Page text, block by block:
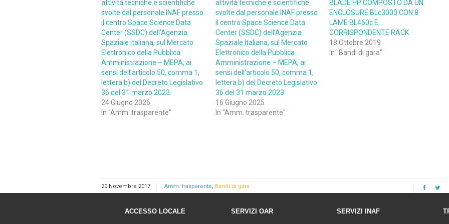
attività tecniche e scientifiche
svolte dal personale INAF presso
il centro Space Science Data
Center (SSDC) dell’Agenzia
Spaziale Italiana, sul Mercato
Elettronico della Pubblica
Amministrazione – MEPA, ai
sensi dell’articolo 50, comma 1,
lettera b) del Decreto Legislativo
36 del 31 marzo 2023.
24 Giugno 2026
In "Amm. trasparente"
attività tecniche e scientifiche
svolte dal personale INAF presso
il centro Space Science Data
Center (SSDC) dell’Agenzia
Spaziale Italiana, sul Mercato
Elettronico della Pubblica
Amministrazione – MEPA, ai
sensi dell’articolo 50, comma 1,
lettera b) del Decreto Legislativo
36 del 31 marzo 2023
16 Giugno 2025
In "Amm. trasparente"
BLADE HP COMPOSTO DA UN
ENCLOSURE BLc3000 CON 8
LAME BL460c E
CORRISPONDENTE RACK
18 Ottobre 2019
In "Bandi di gara"
20 Novembre 2017 Amm. trasparente, Bandi di gara
ACCESSO LOCALE SERVIZI OAR SERVIZI INAF